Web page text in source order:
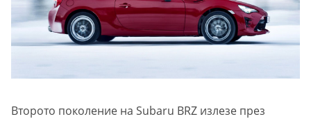
Второто поколение на Subaru BRZ излезе през